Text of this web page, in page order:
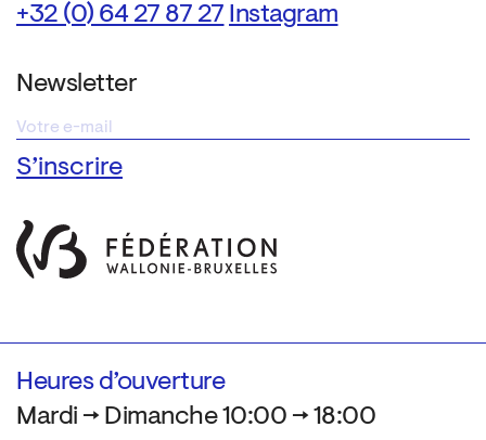
+32 (0) 64 27 87 27 Instagram
Newsletter
Heures d’ouverture
Mardi → Dimanche 10:00 → 18:00